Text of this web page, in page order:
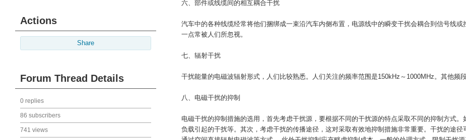
Actions
Share
Forum Thread Details
0 replies
86 subscribers
741 views
六、部件或线缆间的相互耦合干扰
汽车中的各种线缆经常将他们捆绑成一束沿汽车内侧布置，电源线中的瞬变干扰会耦合到信号线
一点常被人们所忽视。
七、辐射干扰
干扰能量的电磁波辐射形式，人们比较熟悉。人们关注的频率范围是150kHz～1000MHz。其他频
八、电磁干扰的抑制
电磁干扰的抑制措施的选用，首先考虑干扰源，要根据不同的干扰源的特点采取不同的抑制方式
负载引起的干扰等。其次，考虑干扰的传播途径，这对采取有效地抑制措施非常重要。干扰的途